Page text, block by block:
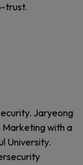
trust.
Jaryeong
Marketing with a
University.